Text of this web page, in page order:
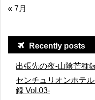
« 7月
Recently posts
出張先の夜-山陰芒種
センチュリオンホテ
録 Vol.03-